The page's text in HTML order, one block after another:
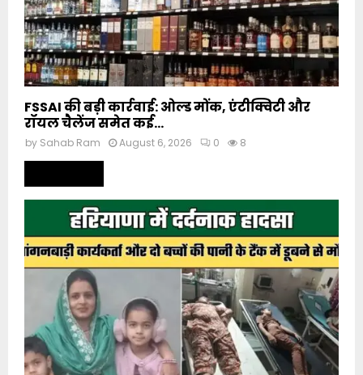
FSSAI की बड़ी कार्रवाई: ओल्ड मोंक, एंटीक्विटी और
रॉयल चैलेंज समेत कई...
by Sahab Ram August 6, 2026 0 8